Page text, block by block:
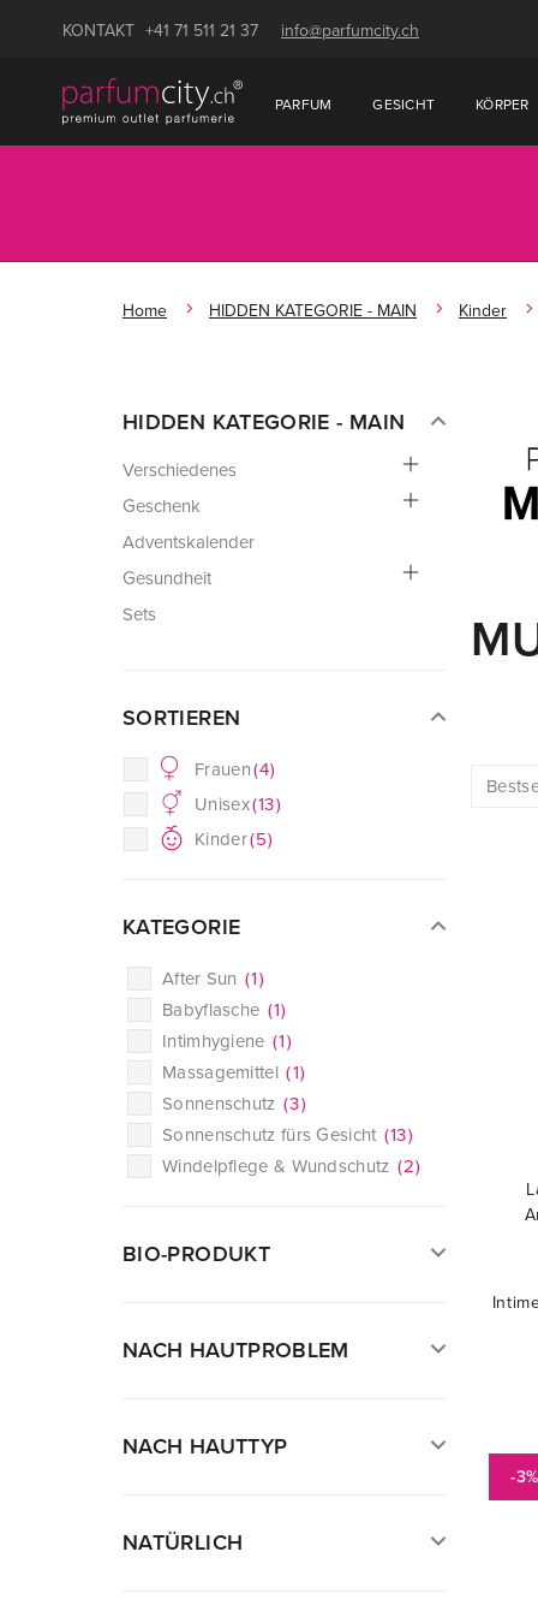
KONTAKT +41 71 511 21 37 info@parfumcity.ch
PARFUM GESICHT KÖRPER
Home HIDDEN KATEGORIE - MAIN Kinder
HIDDEN KATEGORIE - MAIN
Verschiedenes
Geschenk
Adventskalender
Gesundheit
Sets
SORTIEREN
Frauen(4)
Unisex(13)
Kinder(5)
KATEGORIE
After Sun (1)
Babyflasche (1)
Intimhygiene (1)
Massagemittel (1)
Sonnenschutz (3)
Sonnenschutz fürs Gesicht (13)
Windelpflege & Wundschutz (2)
BIO-PRODUKT
NACH HAUTPROBLEM
NACH HAUTTYP
NATÜRLICH
-3%